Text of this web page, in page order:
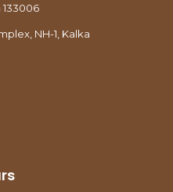
NH-1, Kalka